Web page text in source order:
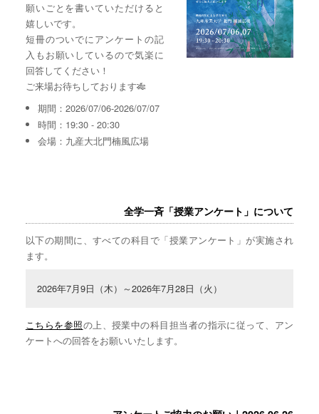
願いごとを書いていただけると
嬉しいです。
短冊のついでにアンケートの記
入もお願いしているので気楽に
回答してください！
ご来場お待ちしております🎋
期間：2026/07/06-2026/07/07
時間：19:30 - 20:30
会場：九産大北門楠風広場
全学一斉「授業アンケート」について
以下の期間に、すべての科目で「授業アンケート」が実施され
ます。
2026年7月9日（木）～2026年7月28日（火）
こちらを参照の上、授業中の科目担当者の指示に従って、アン
ケートへの回答をお願いいたします。